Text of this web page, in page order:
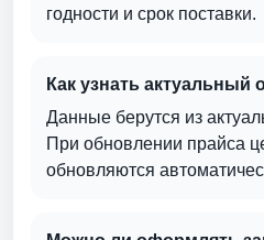
годности и срок поставки.
Как узнать актуальный
Данные берутся из
При обновлении прайса
обновляются